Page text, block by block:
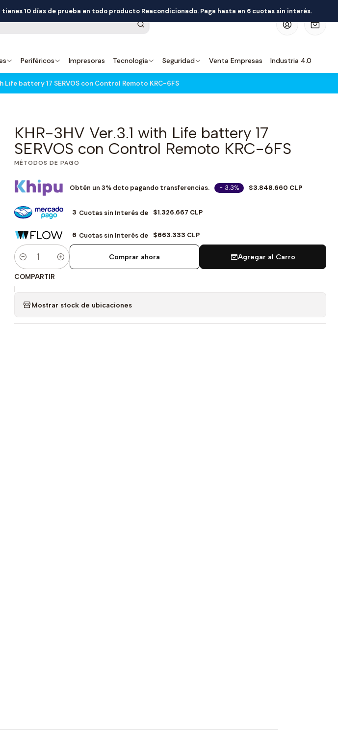
Periféricos Impresoras Tecnología Seguridad Venta Empresas Industria 4.0
tienes 10 días de prueba en todo producto Reacondicionado. Paga hasta en 6 cuotas sin interés.
Life battery 17 SERVOS con Control Remoto KRC-6FS
KHR-3HV Ver.3.1 with Life battery 17
SERVOS con Control Remoto KRC-6FS
MÉTODOS DE PAGO
Obtén un 3% dcto pagando transferencias. - 3.3% $3.848.660 CLP
3 Cuotas sin Interés de $1.326.667 CLP
6 Cuotas sin Interés de $663.333 CLP
Cantidad
Agregar al Carro
Comprar ahora
COMPARTIR
|
Mostrar stock de ubicaciones